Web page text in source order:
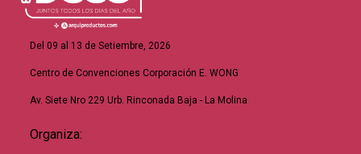
Del 09 al 13 de Setiembre, 2026
Centro de Convenciones Corporación E. WONG
Av. Siete Nro 229 Urb. Rinconada Baja - La Molina
Organiza: